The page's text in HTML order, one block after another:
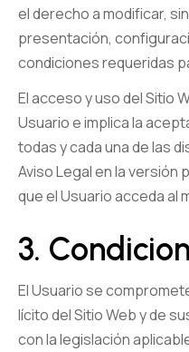
el derecho a modificar,
presentación,
condiciones requeridas
El acceso y uso del Sitio
Usuario e implica la
todas y cada una de las
Aviso Legal en la versión
que el Usuario acceda al
3.
El Usuario se
lícito del Sitio Web y de
con la legislación